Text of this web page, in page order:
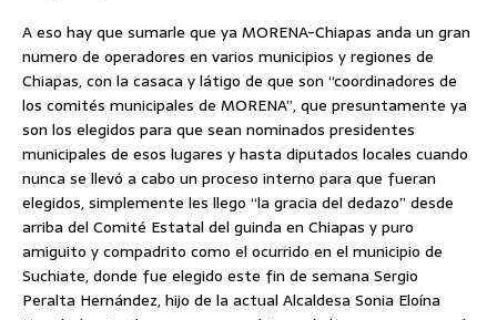
A eso hay que sumarle que ya MORENA-Chiapas anda un gran
numero de operadores en varios municipios y regiones de
Chiapas, con la casaca y látigo de que son “coordinadores de
los comités municipales de MORENA”, que presuntamente ya
son los elegidos para que sean nominados presidentes
municipales de esos lugares y hasta diputados locales cuando
nunca se llevó a cabo un proceso interno para que fueran
elegidos, simplemente les llego “la gracia del dedazo” desde
arriba del Comité Estatal del guinda en Chiapas y puro
amiguito y compadrito como el ocurrido en el municipio de
Suchiate, donde fue elegido este fin de semana Sergio
Peralta Hernández, hijo de la actual Alcaldesa Sonia Eloína